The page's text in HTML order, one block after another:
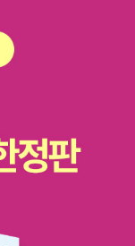
《각성》 (열린
매 14. 이